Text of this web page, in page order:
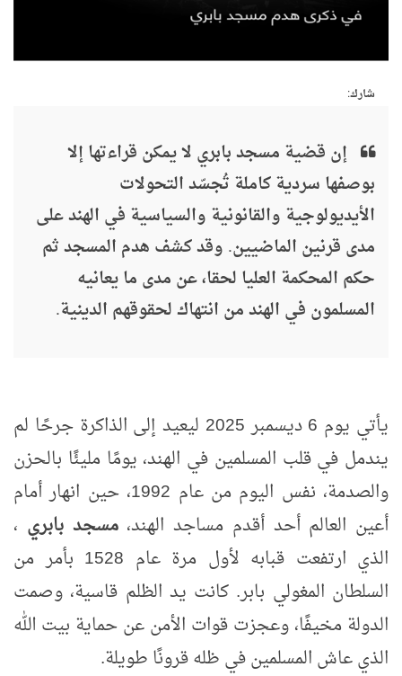
شارك:
إن قضية مسجد بابري لا يمكن قراءتها إلا
بوصفها سردية كاملة تُجسّد التحولات
الأيديولوجية والقانونية والسياسية في الهند على
مدى قرنين الماضيين. وقد كشف هدم المسجد ثم
حكم المحكمة العليا لحقا، عن مدى ما يعانيه
المسلمون في الهند من انتهاك لحقوقهم الدينية.
يأتي يوم 6 ديسمبر 2025 ليعيد إلى الذاكرة جرحًا لم
يندمل في قلب المسلمين في الهند، يومًا مليئًا بالحزن
والصدمة، نفس اليوم من عام 1992، حين انهار أمام
أعين العالم أحد أقدم مساجد الهند،مسجد بابري ،
الذي ارتفعت قبابه لأول مرة عام 1528 بأمر من
السلطان المغولي بابر. كانت يد الظلم قاسية، وصمت
الدولة مخيفًا، وعجزت قوات الأمن عن حماية بيت الله
الذي عاش المسلمين في ظله قرونًا طويلة.